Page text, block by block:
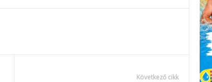
Következő cikk